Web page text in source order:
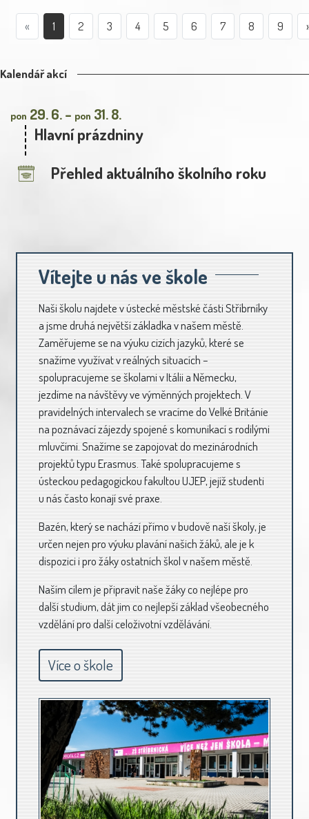
« 1 2 3 4 5 6 7 8 9
Kalendář akcí
pon 29. 6. – pon 31. 8.
Hlavní prázdniny
Přehled aktuálního školního roku
Vítejte u nás ve škole
Naši školu najdete v ústecké městské části Stříbrníky
a jsme druhá největší základka v našem městě.
Zaměřujeme se na výuku cizích jazyků, které se
snažíme využívat v reálných situacích –
spolupracujeme se školami v Itálii a Německu,
jezdíme na návštěvy ve výměnných projektech. V
pravidelných intervalech se vracíme do Velké Británie
na poznávací zájezdy spojené s komunikací s rodilými
mluvčími. Snažíme se zapojovat do mezinárodních
projektů typu Erasmus. Také spolupracujeme s
ústeckou pedagogickou fakultou UJEP, jejíž studenti
u nás často konají své praxe.
Bazén, který se nachází přímo v budově naší školy, je
určen nejen pro výuku plavání našich žáků, ale je k
dispozici i pro žáky ostatních škol v našem městě.
Naším cílem je připravit naše žáky co nejlépe pro
další studium, dát jim co nejlepší základ všeobecného
vzdělání pro další celoživotní vzdělávání.
Více o škole